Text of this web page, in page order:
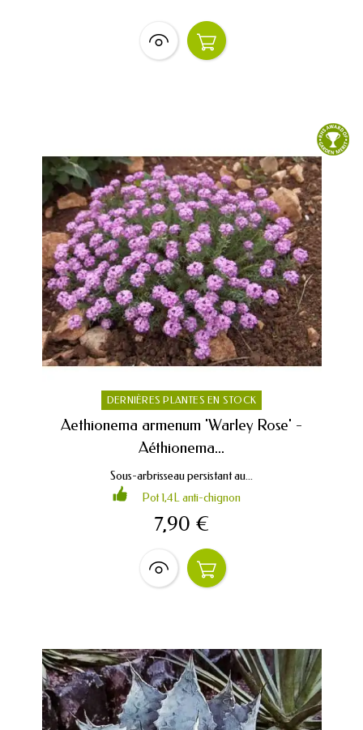
DERNIÈRES PLANTES EN STOCK
Aethionema armenum 'Warley Rose' -
Aéthionema...
Sous-arbrisseau persistant au...
Pot 1,4L anti-chignon
7,90 €